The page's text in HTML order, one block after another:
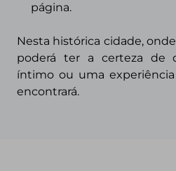
página.
Nesta histórica cidade,
poderá ter a certeza de
íntimo ou uma
encontrará.